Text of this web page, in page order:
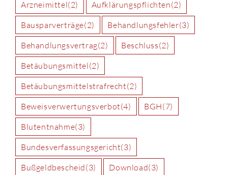
Arzneimittel(2) Aufklärungspflichten(2)
Bausparverträge(2) Behandlungsfehler(3)
Behandlungsvertrag(2) Beschluss(2)
Betäubungsmittel(2)
Betäubungsmittelstrafrecht(2)
Beweisverwertungsverbot(4) BGH(7)
Blutentnahme(3)
Bundesverfassungsgericht(3)
Bußgeldbescheid(3) Download(3)